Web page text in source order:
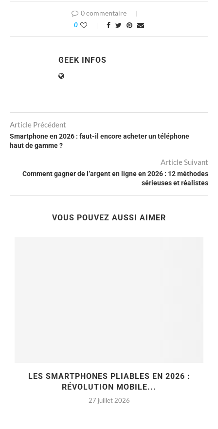
0 commentaire
0
GEEK INFOS
Article Précédent
Smartphone en 2026 : faut-il encore acheter un téléphone
haut de gamme ?
Article Suivant
Comment gagner de l’argent en ligne en 2026 : 12 méthodes
sérieuses et réalistes
VOUS POUVEZ AUSSI AIMER
LES SMARTPHONES PLIABLES EN 2026 :
RÉVOLUTION MOBILE...
27 juillet 2026